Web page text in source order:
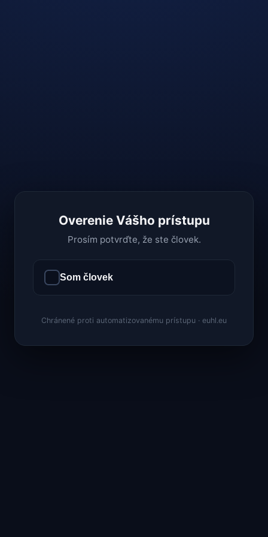
Overenie Vášho prístupu
Prosím potvrďte, že ste človek.
Som človek
Chránené proti automatizovanému prístupu · euhl.eu